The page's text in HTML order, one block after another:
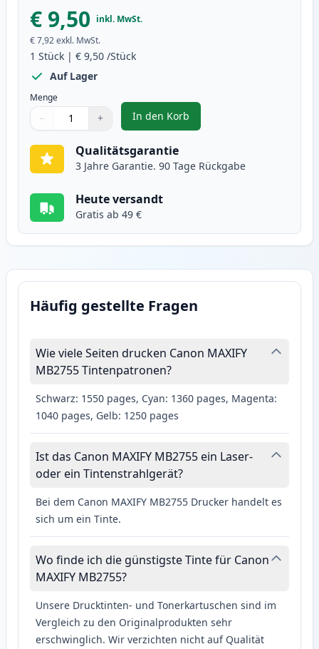
€ 9,50 inkl. MwSt.
€ 7,92exkl. MwSt.
1 Stück | € 9,50 /Stück
Auf Lager
Menge
Verwenden Sie die Tasten, um anzupassen
− +
1
In den Korb
, Canon PGI-1500XLY gelb XL
Qualitätsgarantie
3 Jahre Garantie. 90 Tage Rückgabe
Heute versandt
Gratis ab 49 €
Häufig gestellte Fragen
Wie viele Seiten drucken Canon MAXIFY
MB2755 Tintenpatronen?
Schwarz: 1550 pages, Cyan: 1360 pages, Magenta:
1040 pages, Gelb: 1250 pages
Ist das Canon MAXIFY MB2755 ein Laser-
oder ein Tintenstrahlgerät?
Bei dem Canon MAXIFY MB2755 Drucker handelt es
sich um ein Tinte.
Wo finde ich die günstigste Tinte für Canon
MAXIFY MB2755?
Unsere Drucktinten- und Tonerkartuschen sind im
Vergleich zu den Originalprodukten sehr
erschwinglich. Wir verzichten nicht auf Qualität